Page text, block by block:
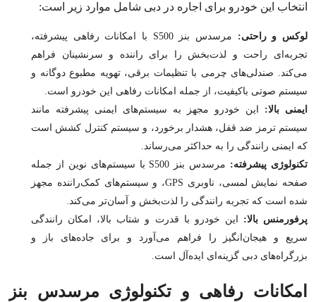
انتخاب این خودرو برای اجاره در دبی شامل موارد زیر است:
لوکس و راحتی:
مرسدس بنز S500 با امکانات رفاهی پیشرفته،
تجربه‌ای راحت و لذت‌بخش را برای راننده و سرنشینان فراهم
می‌کند. صندلی‌های چرمی با تنظیمات برقی، تهویه مطبوع دوگانه و
سیستم صوتی باکیفیت، از جمله امکانات رفاهی این خودرو است.
ایمنی بالا: این خودرو مجهز به سیستم‌های ایمنی پیشرفته مانند
سیستم ترمز ضد قفل، هشدار برخورد، و سیستم کنترل کشش است
که ایمنی رانندگی را به حداکثر می‌رساند.
تکنولوژی پیشرفته:
مرسدس بنز S500 با سیستم‌های نوین از جمله
صفحه نمایش لمسی، ناوبری GPS، و سیستم‌های کمک‌راننده مجهز
شده است که تجربه رانندگی را لذت‌بخش و آسان‌تر می‌کند.
پرفورمنس بالا: این خودرو با قدرت و شتاب بالا، امکان رانندگی
سریع و هیجان‌انگیز را فراهم می‌آورد و برای جاده‌های باز و
بزرگراه‌های دبی گزینه‌ای ایده‌آل است.
امکانات رفاهی و تکنولوژی مرسدس بنز